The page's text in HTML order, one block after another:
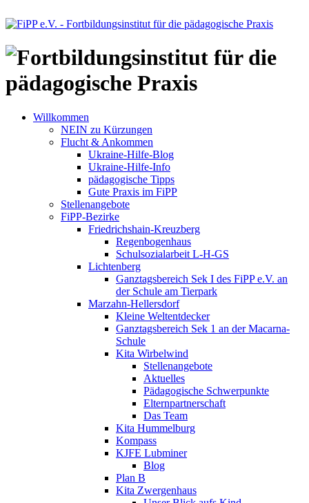
Willkommen
NEIN zu Kürzungen
Flucht & Ankommen
Ukraine-Hilfe-Blog
Ukraine-Hilfe-Info
pädagogische Tipps
Gute Praxis im FiPP
Stellenangebote
FiPP-Bezirke
Friedrichshain-Kreuzberg
Regenbogenhaus
Schulsozialarbeit L-H-GS
Lichtenberg
Ganztagsbereich Sek I des FiPP e.V. an
der Schule am Tierpark
Marzahn-Hellersdorf
Kleine Weltentdecker
Ganztagsbereich Sek 1 an der Macarna-
Schule
Kita Wirbelwind
Stellenangebote
Aktuelles
Pädagogische Schwerpunkte
Elternpartnerschaft
Das Team
Kita Hummelburg
Kompass
KJFE Lubminer
Blog
Plan B
Kita Zwergenhaus